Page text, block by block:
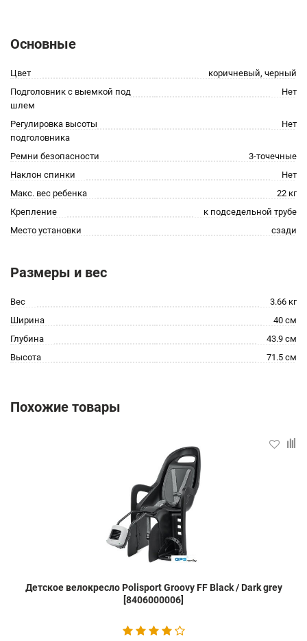
Основные
Цвет
коричневый, черный
Подголовник с выемкой под
шлем
Нет
Регулировка высоты
подголовника
Нет
Ремни безопасности
3-точечные
Наклон спинки
Нет
Макс. вес ребенка
22 кг
Крепление
к подседельной трубе
Место установки
сзади
Размеры и вес
Вес
3.66 кг
Ширина
40 см
Глубина
43.9 см
Высота
71.5 см
Похожие товары
Детское велокресло Polisport Groovy FF Black / Dark grey
[8406000006]